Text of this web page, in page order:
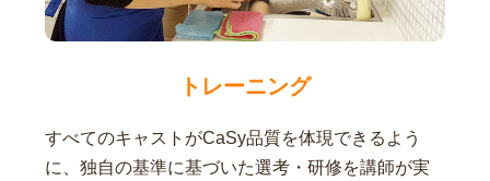
トレーニング
すべてのキャストがCaSy品質を体現できるよう
に、独自の基準に基づいた選考・研修を講師が実